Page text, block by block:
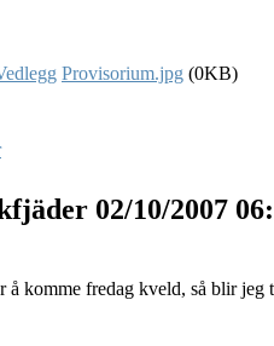
Provisorium.jpg (0KB)
02/10/2007
å komme fredag kveld, så blir